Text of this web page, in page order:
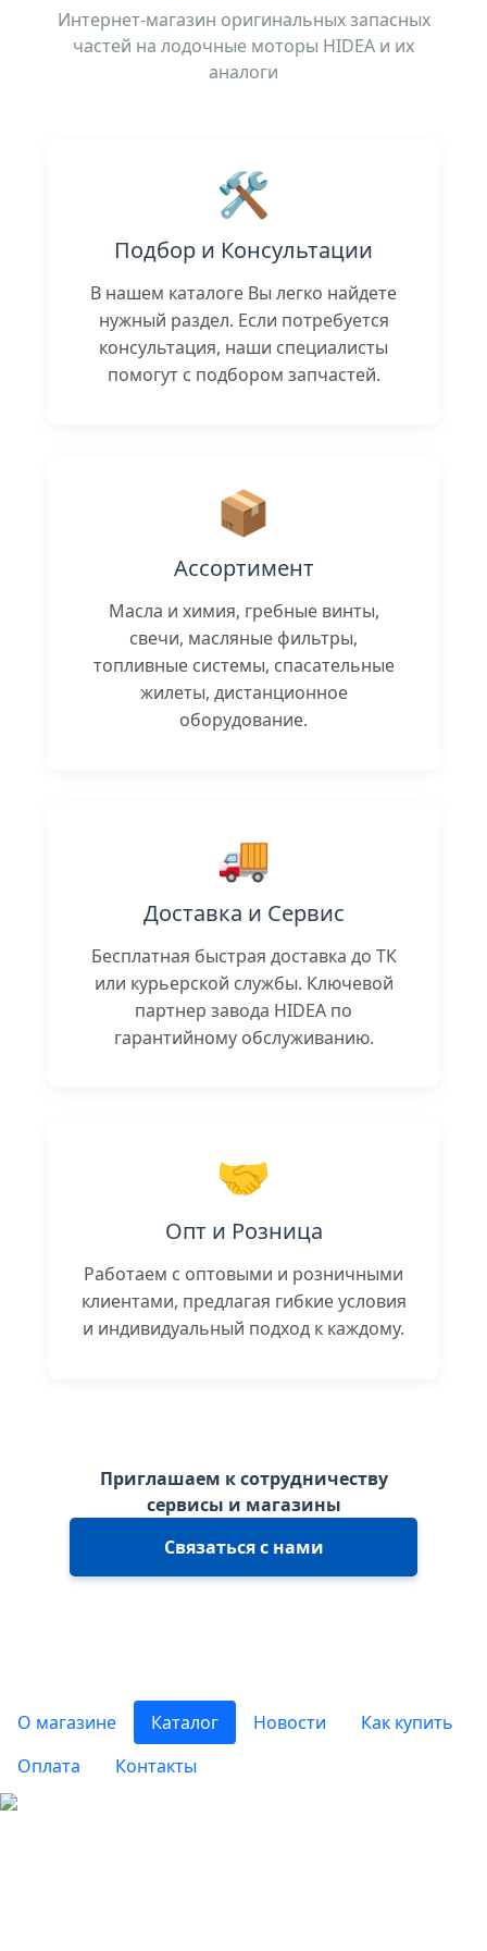
Интернет-магазин оригинальных запасных
частей на лодочные моторы HIDEA и их
аналоги
🛠️
Подбор и Консультации
В нашем каталоге Вы легко найдете
нужный раздел. Если потребуется
консультация, наши специалисты
помогут с подбором запчастей.
📦
Ассортимент
Масла и химия, гребные винты,
свечи, масляные фильтры,
топливные системы, спасательные
жилеты, дистанционное
оборудование.
🚚
Доставка и Сервис
Бесплатная быстрая доставка до ТК
или курьерской службы. Ключевой
партнер завода HIDEA по
гарантийному обслуживанию.
🤝
Опт и Розница
Работаем с оптовыми и розничными
клиентами, предлагая гибкие условия
и индивидуальный подход к каждому.
Приглашаем к сотрудничеству
сервисы и магазины
Связаться с нами
О магазине Каталог Новости
Как купить
Оплата
Контакты